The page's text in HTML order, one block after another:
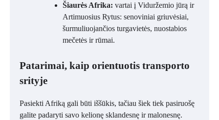
Šiaurės Afrika: vartai į Viduržemio jūrą ir
Artimuosius Rytus: senoviniai griuvėsiai,
šurmuliuojančios turgavietės, nuostabios
mečetės ir rūmai.
Patarimai, kaip orientuotis transporto
srityje
Pasiekti Afriką gali būti iššūkis, tačiau šiek tiek pasiruošę
galite padaryti savo kelionę sklandesnę ir malonesnę.